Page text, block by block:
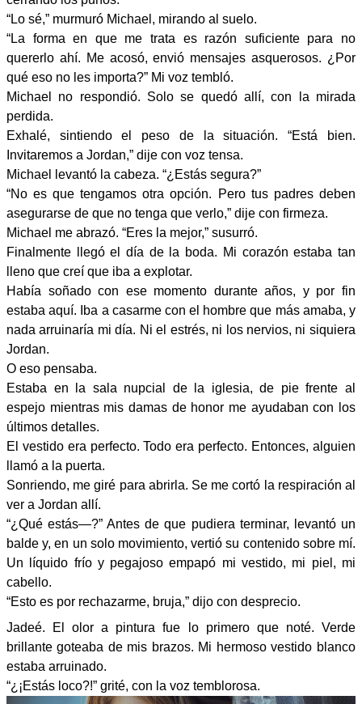
“Lo sé,” murmuró Michael, mirando al suelo.
“La forma en que me trata es razón suficiente para no
quererlo ahí. Me acosó, envió mensajes asquerosos. ¿Por
qué eso no les importa?” Mi voz tembló.
Michael no respondió. Solo se quedó allí, con la mirada
perdida.
Exhalé, sintiendo el peso de la situación. “Está bien.
Invitaremos a Jordan,” dije con voz tensa.
Michael levantó la cabeza. “¿Estás segura?”
“No es que tengamos otra opción. Pero tus padres deben
asegurarse de que no tenga que verlo,” dije con firmeza.
Michael me abrazó. “Eres la mejor,” susurró.
Finalmente llegó el día de la boda. Mi corazón estaba tan
lleno que creí que iba a explotar.
Había soñado con ese momento durante años, y por fin
estaba aquí. Iba a casarme con el hombre que más amaba, y
nada arruinaría mi día. Ni el estrés, ni los nervios, ni siquiera
Jordan.
O eso pensaba.
Estaba en la sala nupcial de la iglesia, de pie frente al
espejo mientras mis damas de honor me ayudaban con los
últimos detalles.
El vestido era perfecto. Todo era perfecto. Entonces, alguien
llamó a la puerta.
Sonriendo, me giré para abrirla. Se me cortó la respiración al
ver a Jordan allí.
“¿Qué estás—?” Antes de que pudiera terminar, levantó un
balde y, en un solo movimiento, vertió su contenido sobre mí.
Un líquido frío y pegajoso empapó mi vestido, mi piel, mi
cabello.
“Esto es por rechazarme, bruja,” dijo con desprecio.
Jadeé. El olor a pintura fue lo primero que noté. Verde
brillante goteaba de mis brazos. Mi hermoso vestido blanco
estaba arruinado.
“¿¡Estás loco?!” grité, con la voz temblorosa.